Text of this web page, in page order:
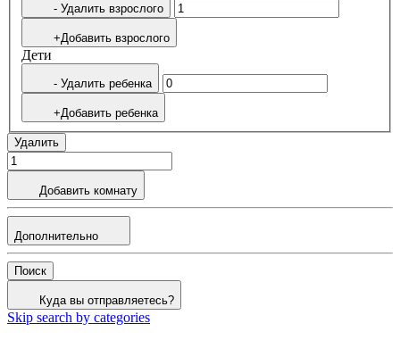
- Удалить взрослого
+Добавить взрослого
Дети
- Удалить ребенка
+Добавить ребенка
Удалить
Добавить комнату
Дополнительно
Поиск
Куда вы отправляетесь?
Skip search by categories